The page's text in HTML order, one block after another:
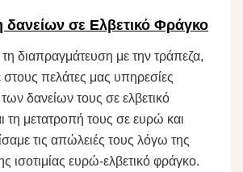
δανείων σε Ελβετικό Φράγκο
διαπραγμάτευση με την τράπεζα,
στους πελάτες μας υπηρεσίες
δανείων τους σε ελβετικό
τη μετατροπή τους σε ευρώ και
τις απώλειές τους λόγω της
ισοτιμίας ευρώ-ελβετικό φράγκο.